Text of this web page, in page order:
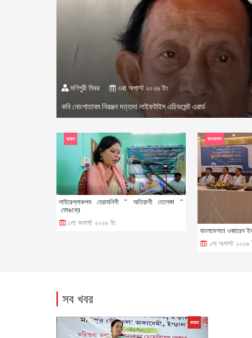
মণিপুরী মিরর ৩রা অগাস্ট ২০২৬ ইং
কবি নোংশাতাবম নিরঞ্জন দত্তদা লাইফটাইম এচিভমেন্ট এৱার্ড
লাইরেল্লাকপম হেরামনিগী '' অতিয়াগী তেলেঙ্গা ''
ফোঙখ্রে
১লা অগাস্ট ২০২৬ ইং
ভারত
বাংলাদেশতা ওজারেন
১লা অগাস্ট ২০২৬
বাংলাদেশ
সব খবর
ভারত